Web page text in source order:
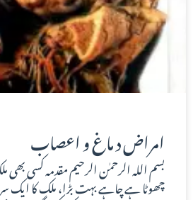
امراض د ماغ و اعصاب
بسم اللہ الرحمٰن الرحیم مقدمہ کسی بھی
چھوٹا ہے چاہے بہت بڑا، ملک کا ایک